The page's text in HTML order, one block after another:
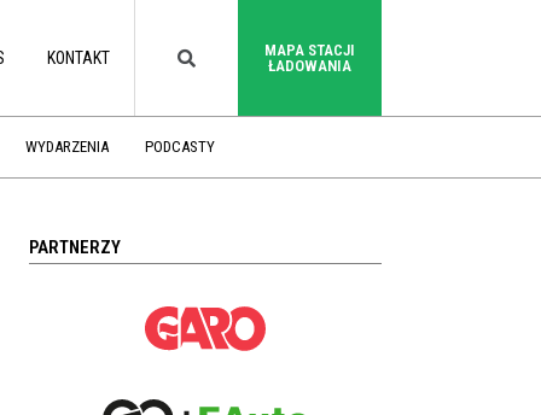
KONTAKT
MAPA STACJI
ŁADOWANIA
WYDARZENIA PODCASTY
PARTNERZY